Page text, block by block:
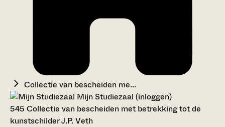
Collectie van bescheiden me...
Mijn Studiezaal (inloggen)
545 Collectie van bescheiden met betrekking tot de
kunstschilder J.P. Veth